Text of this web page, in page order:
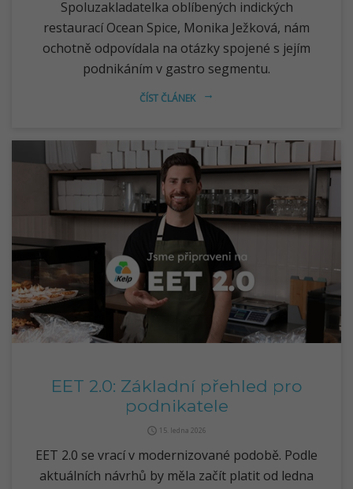
Spoluzakladatelka oblíbených indických
restaurací Ocean Spice, Monika Ježková, nám
ochotně odpovídala na otázky spojené s jejím
podnikáním v gastro segmentu.
arrow_right_alt
ČÍST ČLÁNEK
EET 2.0: Základní přehled pro
podnikatele
query_builder 15. ledna 2026
EET 2.0 se vrací v modernizované podobě. Podle
aktuálních návrhů by měla začít platit od ledna